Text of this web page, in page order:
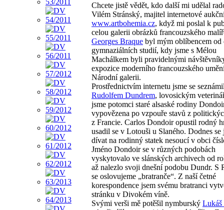
Chcete jistě vědět, kdo další mi udělal
Vilém Stránský, majitel internetové
www.artbohemia.cz, když mi poslal k
celou galerii obrázků francouzského
Georges Braque byl mým oblíbencem od
gymnaziálních studií, kdy jsme s Mélou
Machálkem byli pravidelnými
expozice moderního francouzského
Národní galerii.
Prostřednictvím internetu jsme se
Rudolfem Dundrem, lovosickým
jsme potomci staré alsaské rodiny
vypovězena po vzpouře stavů z
z Francie. Carlos Dondoir opustil rodný
usadil se v Lotouši u Slaného. Dodnes se
dívat na rodinný statek nesoucí v obci
Jméno Dondoir se v různých podobách
vyskytovalo ve slánských archivech od
až nalezlo svoji dnešní podobu Dundr. S
se oslovujeme „bratranče“. Z naší četné
korespondence jsem svému bratranci
stránku v Divokém víně.
Svými verši mě potěšil nymburský Lukáš